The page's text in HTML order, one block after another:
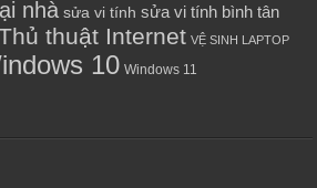
nhà sửa vi tính sửa vi tính bình tân
thuật Internet VỆ SINH LAPTOP
10 Windows 11